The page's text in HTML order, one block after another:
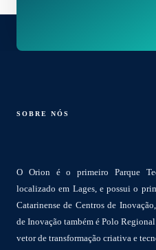
SOBRE NÓS
O Orion é o primeiro Parque
localizado em Lages, e possui o
Catarinense de Centros de
de Inovação também é Polo
vetor de transformação criativa e